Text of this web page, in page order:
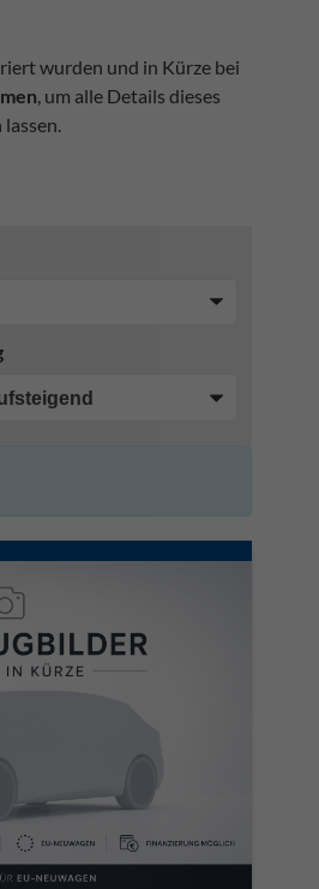
wurden und in Kürze bei
, um alle Details dieses